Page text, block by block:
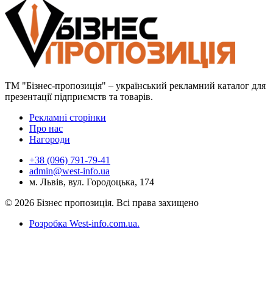
ТМ "Бізнес-пропозиція" – український рекламний каталог для
презентації підприємств та товарів.
Рекламні сторінки
Про нас
Нагороди
+38 (096) 791-79-41
admin@west-info.ua
м. Львів, вул. Городоцька, 174
© 2026 Бізнес пропозиція. Всі права захищено
Розробка West-info.com.ua.